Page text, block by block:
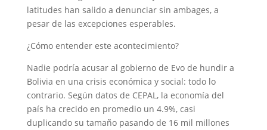
latitudes han salido a denunciar sin ambages, a
pesar de las excepciones esperables.
¿Cómo entender este acontecimiento?
Nadie podría acusar al gobierno de Evo de hundir a
Bolivia en una crisis económica y social: todo lo
contrario. Según datos de CEPAL, la economía del
país ha crecido en promedio un 4.9%, casi
duplicando su tamaño pasando de 16 mil millones